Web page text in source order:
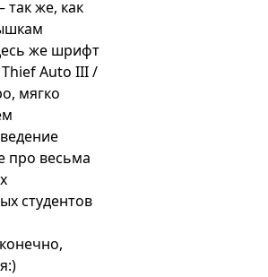
же, как
же шрифт
Auto III /
мягко
про весьма
студентов